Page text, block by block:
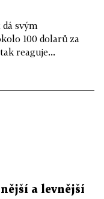
svým
100 dolarů za
reaguje...
a levnější